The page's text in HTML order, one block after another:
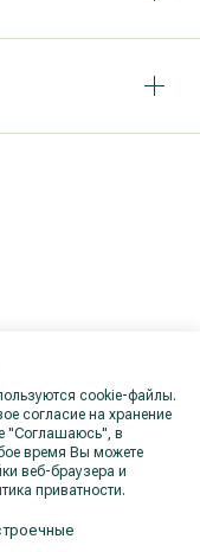
cookie-файлы.
согласие на хранение
"Cоглашаюсь", в
время Вы можете
веб-браузера и
приватности.